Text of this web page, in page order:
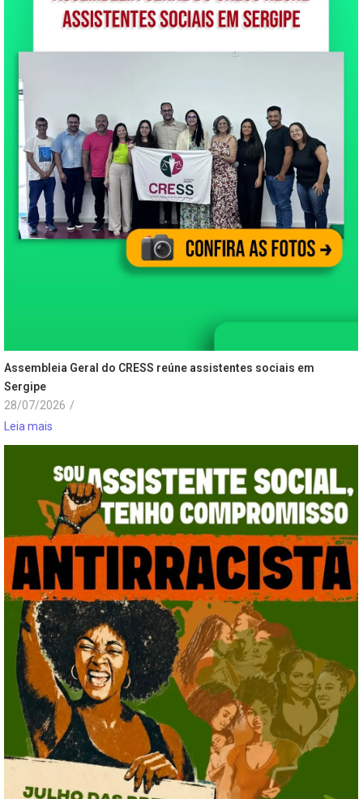
Assembleia Geral do CRESS reúne assistentes sociais em
Sergipe
28/07/2026 /
Leia mais